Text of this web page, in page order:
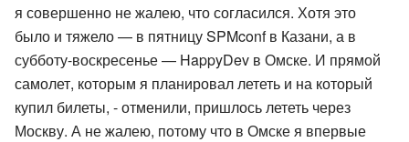
я совершенно не жалею, что согласился. Хотя это
было и тяжело — в пятницу SPMconf в Казани, а в
субботу-воскресенье — HappyDev в Омске. И прямой
самолет, которым я планировал лететь и на который
купил билеты, - отменили, пришлось лететь через
Москву. А не жалею, потому что в Омске я впервые